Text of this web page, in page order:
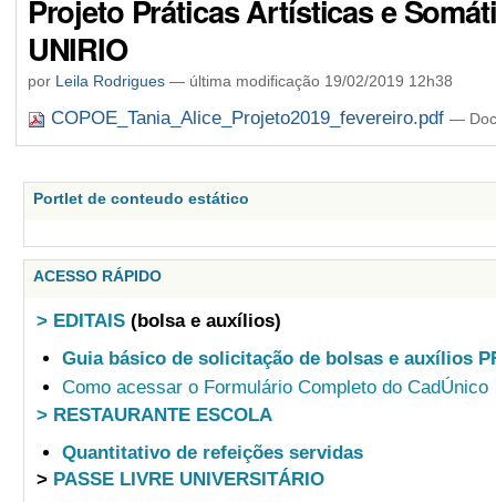
Projeto Práticas Artísticas e
UNIRIO
por Leila Rodrigues— última modificação19/02/2019 12h38
COPOE_Tania_Alice_Projeto2019_fevereiro.pdf —
Portlet de conteudo estático
ACESSO RÁPIDO
> EDITAIS (bolsa e auxílios)
Guia básico de solicitação de bolsas e auxílios
Como acessar o Formulário Completo do CadÚnico
> RESTAURANTE ESCOLA
Quantitativo de refeições servidas
> PASSE LIVRE UNIVERSITÁRIO